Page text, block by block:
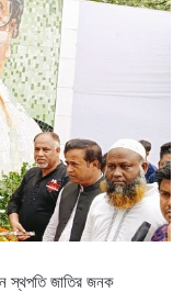
স্থপতি জাতির জনক